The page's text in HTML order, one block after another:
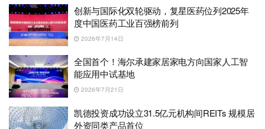
创新与国际化双轮驱动，复星医药位列2025年
度中国医药工业百强榜前列
2026年7月14日
全国首个！海尔承建家居家电方向国家人工智
能应用中试基地
2026年7月21日
凯德投资成功设立31.5亿元机构间REITs 规模居
外资同类产品首位